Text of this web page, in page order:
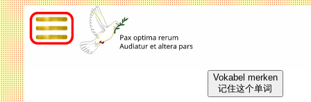
Vokabel merken
记住这个单词